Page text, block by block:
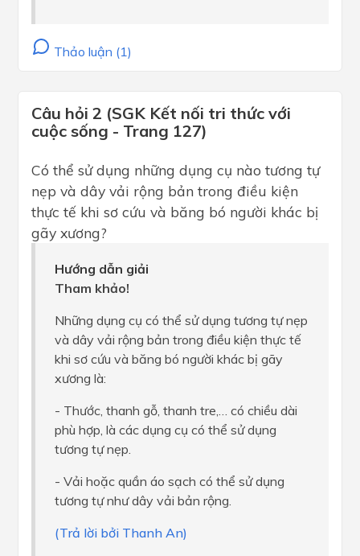
Thảo luận (1)
Câu hỏi 2 (SGK Kết nối tri thức với
cuộc sống - Trang 127)
Có thể sử dụng những dụng cụ nào tương tự
nẹp và dây vải rộng bản trong điều kiện
thực tế khi sơ cứu và băng bó người khác bị
gãy xương?
Hướng dẫn giải
Tham khảo!
Những dụng cụ có thể sử dụng tương tự nẹp
và dây vải rộng bản trong điều kiện thực tế
khi sơ cứu và băng bó người khác bị gãy
xương là:
- Thước, thanh gỗ, thanh tre,… có chiều dài
phù hợp, là các dụng cụ có thể sử dụng
tương tự nẹp.
- Vải hoặc quần áo sạch có thể sử dụng
tương tự như dây vải bản rộng.
(Trả lời bởi Thanh An)